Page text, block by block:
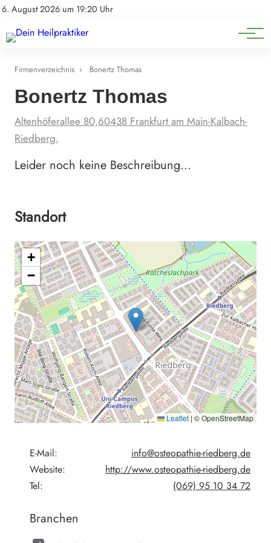
6. August 2026 um 19:20 Uhr
Impressum
Natürliche Medizin
Heilpflanzen & Kräuterkunde
Firmenverzeichnis › Bonertz Thomas
Bonertz Thomas
Altenhöferallee 80,60438 Frankfurt am Main-Kalbach-
Riedberg,
Leider noch keine Beschreibung…
Standort
+
−
Leaflet | © OpenStreetMap
E-Mail:
info@osteopathie-riedberg.de
Website:
http://www.osteopathie-riedberg.de
Tel:
(069) 95 10 34 72
Branchen